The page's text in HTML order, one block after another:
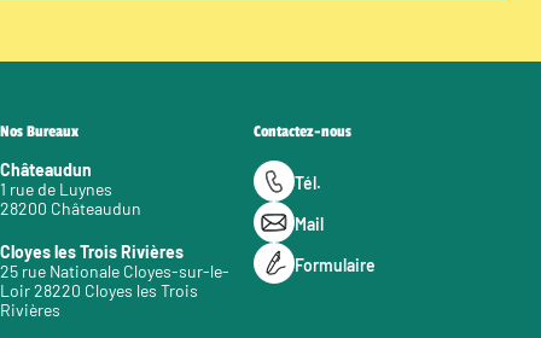
Nos Bureaux
Châteaudun
1 rue de Luynes
28200 Châteaudun
Cloyes les Trois Rivières
25 rue Nationale Cloyes-sur-le-
Loir 28220 Cloyes les Trois
Rivières
Contactez-nous
Tél.
Mail
Formulaire